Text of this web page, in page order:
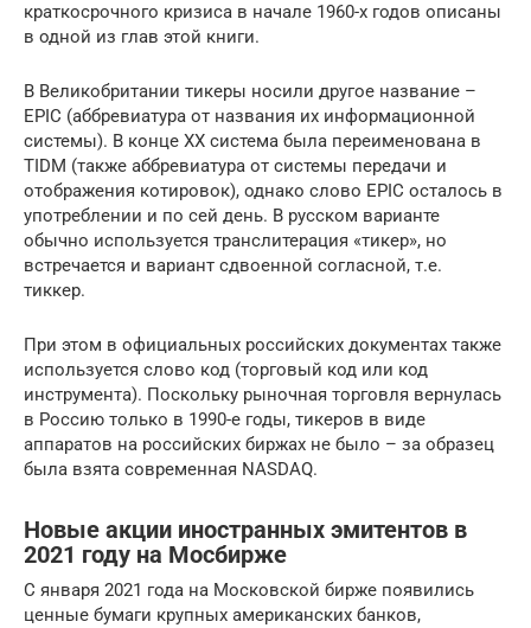
краткосрочного кризиса в начале 1960-х годов описаны
в одной из глав этой книги.
В Великобритании тикеры носили другое название –
EPIC (аббревиатура от названия их информационной
системы). В конце XX система была переименована в
TIDM (также аббревиатура от системы передачи и
отображения котировок), однако слово EPIC осталось в
употреблении и по сей день. В русском варианте
обычно используется транслитерация «тикер», но
встречается и вариант сдвоенной согласной, т.е.
тиккер.
При этом в официальных российских документах также
используется слово код (торговый код или код
инструмента). Поскольку рыночная торговля вернулась
в Россию только в 1990-е годы, тикеров в виде
аппаратов на российских биржах не было – за образец
была взята современная NASDAQ.
Новые акции иностранных эмитентов в
2021 году на Мосбирже
С января 2021 года на Московской бирже появились
ценные бумаги крупных американских банков,